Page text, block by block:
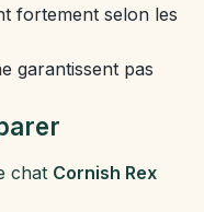
fortement selon les
garantissent pas
chat Cornish Rex